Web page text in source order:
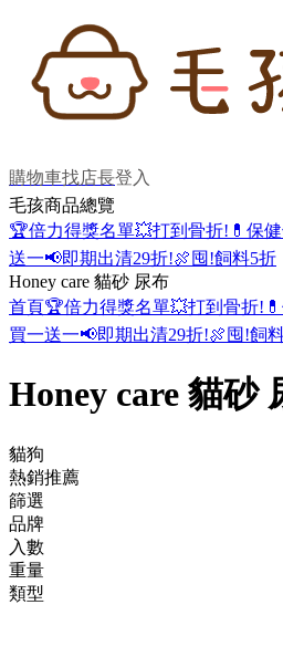
購物車找店長登入
毛孩商品總覽
🏆倍力得獎名單💥打到骨折! 💊保
送一📢即期出清29折!🍖囤!飼料5折
Honey care 貓砂 尿布
首頁🏆倍力得獎名單💥打到骨折!
買一送一📢即期出清29折!🍖囤!飼
Honey care 貓砂
貓狗
熱銷推薦
篩選
品牌
入數
重量
類型